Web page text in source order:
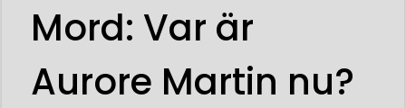
Mord: Var är
Aurore Martin nu?